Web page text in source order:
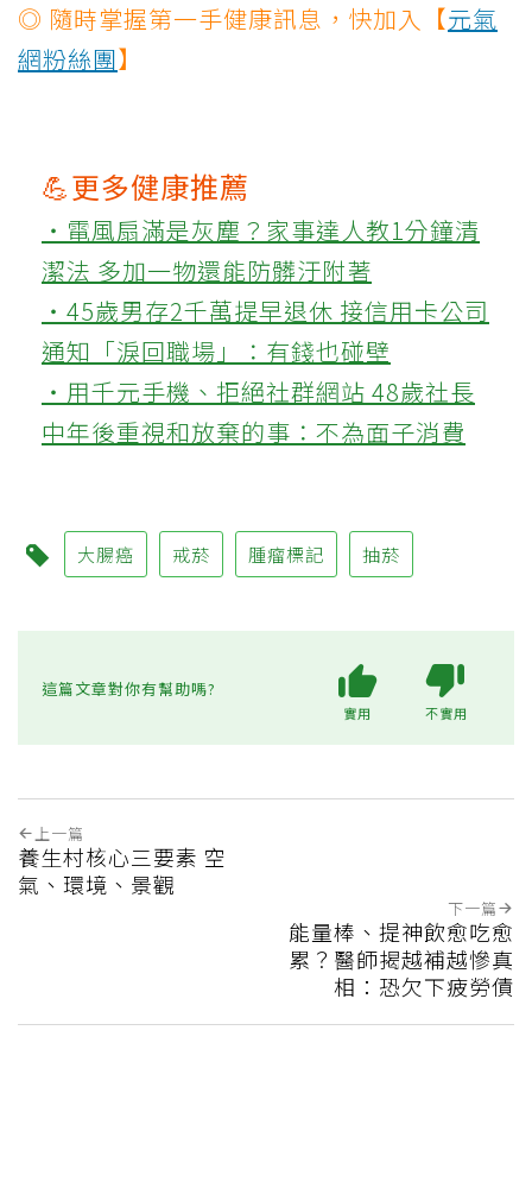
◎ 隨時掌握第一手健康訊息，快加入【元氣
網粉絲團】
💪更多健康推薦
‧電風扇滿是灰塵？家事達人教1分鐘清
潔法 多加一物還能防髒汙附著
‧45歲男存2千萬提早退休 接信用卡公司
通知「淚回職場」：有錢也碰壁
‧用千元手機、拒絕社群網站 48歲社長
中年後重視和放棄的事：不為面子消費
大腸癌 戒菸 腫瘤標記 抽菸
這篇文章對你有幫助嗎?
實用 不實用
上一篇
養生村核心三要素 空
氣、環境、景觀
下一篇
能量棒、提神飲愈吃愈
累？醫師揭越補越慘真
相：恐欠下疲勞債